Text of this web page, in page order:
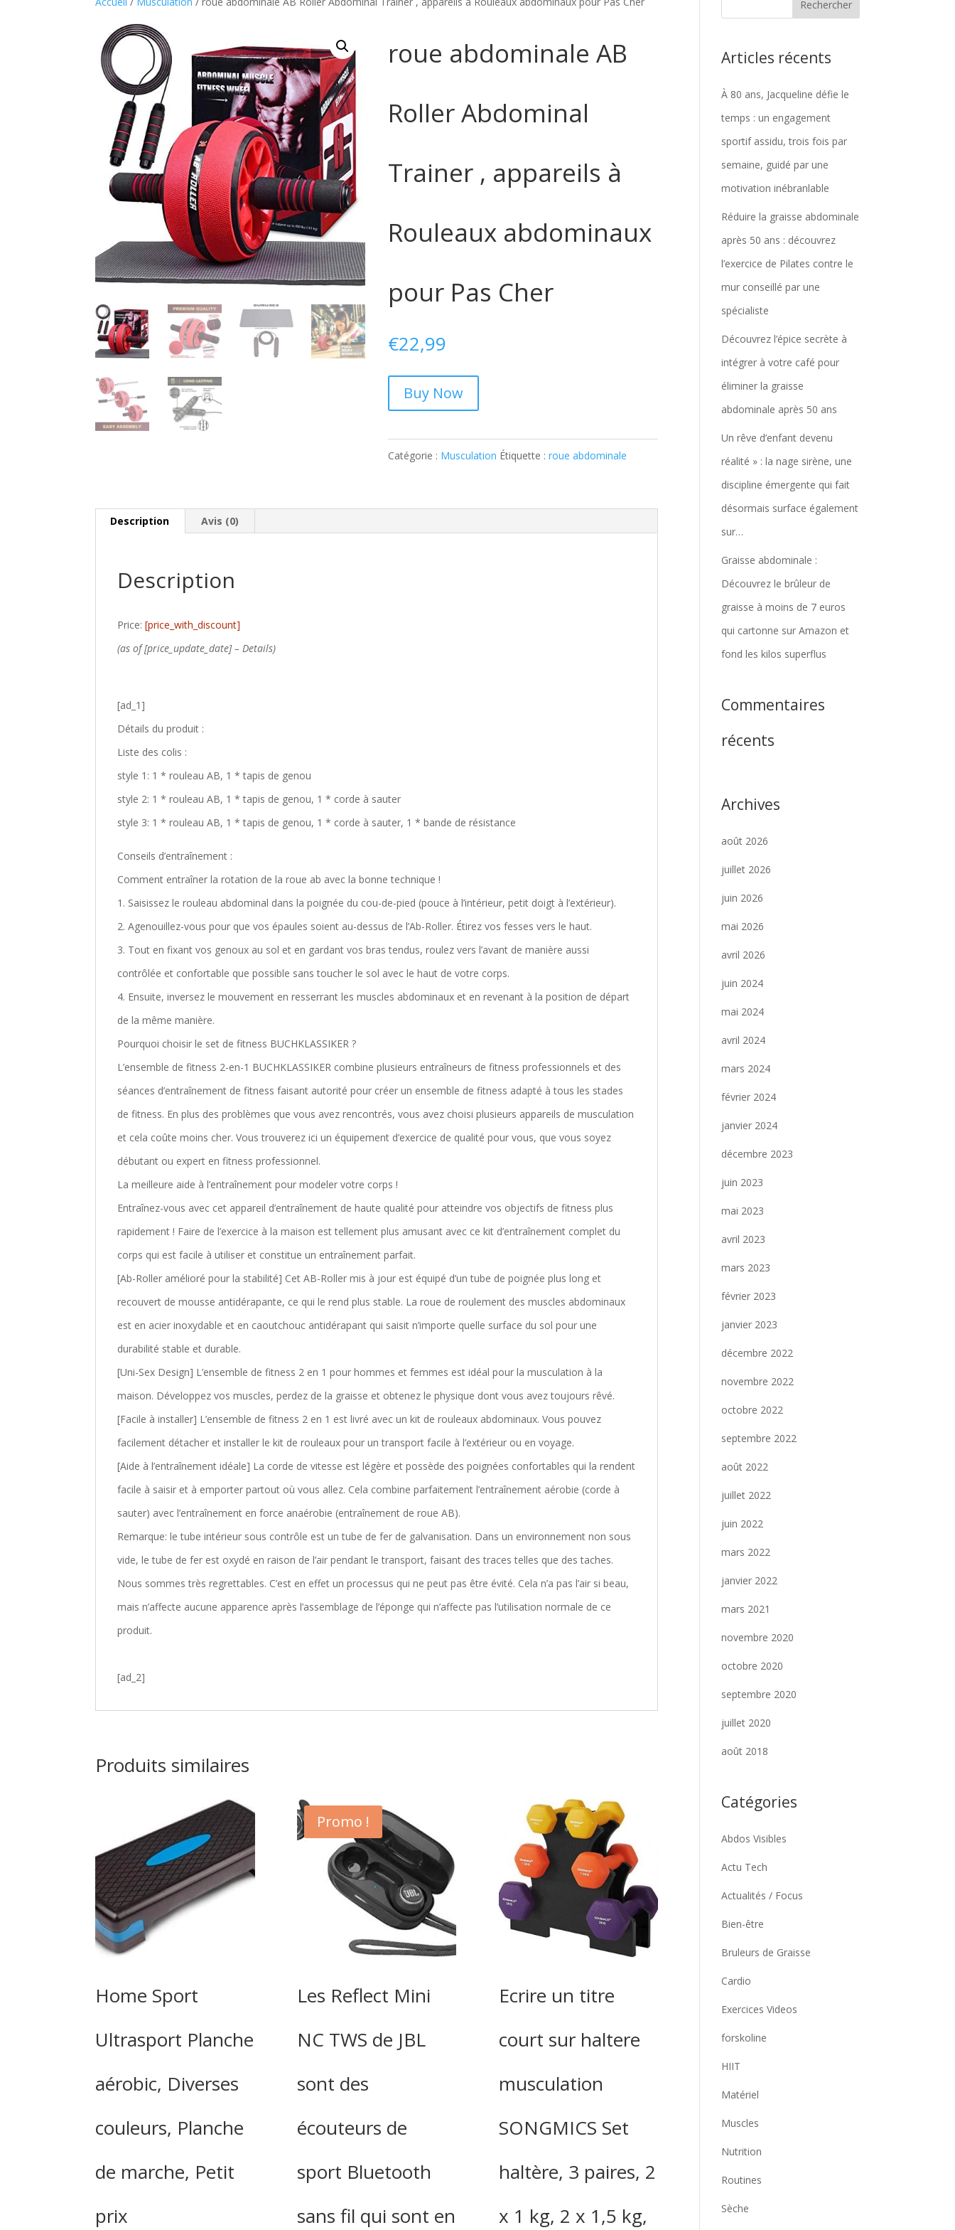
roue abdominale AB
Roller Abdominal
Trainer , appareils à
Rouleaux abdominaux
pour Pas Cher
€22,99
Buy Now
Catégorie : Musculation Étiquette :roue abdominale
Description Avis (0)
Description
Price:[price_with_discount]
(as of [price_update_date] –Details)
[ad_1]
Détails du produit :
Liste des colis :
style 1: 1 * rouleau AB, 1 * tapis de genou
style 2: 1 * rouleau AB, 1 * tapis de genou, 1 * corde à sauter
style 3: 1 * rouleau AB, 1 * tapis de genou, 1 * corde à sauter, 1 * bande de résistance
Conseils d’entraînement :
Comment entraîner la rotation de la roue ab avec la bonne technique !
1. Saisissez le rouleau abdominal dans la poignée du cou-de-pied (pouce à l’intérieur, petit doigt à l’extérieur).
2. Agenouillez-vous pour que vos épaules soient au-dessus de l’Ab-Roller. Étirez vos fesses vers le haut.
3. Tout en fixant vos genoux au sol et en gardant vos bras tendus, roulez vers l’avant de manière aussi
contrôlée et confortable que possible sans toucher le sol avec le haut de votre corps.
4. Ensuite, inversez le mouvement en resserrant les muscles abdominaux et en revenant à la position de départ
de la même manière.
Pourquoi choisir le set de fitness BUCHKLASSIKER ?
L’ensemble de fitness 2-en-1 BUCHKLASSIKER combine plusieurs entraîneurs de fitness professionnels et des
séances d’entraînement de fitness faisant autorité pour créer un ensemble de fitness adapté à tous les stades
de fitness. En plus des problèmes que vous avez rencontrés, vous avez choisi plusieurs appareils de musculation
et cela coûte moins cher. Vous trouverez ici un équipement d’exercice de qualité pour vous, que vous soyez
débutant ou expert en fitness professionnel.
La meilleure aide à l’entraînement pour modeler votre corps !
Entraînez-vous avec cet appareil d’entraînement de haute qualité pour atteindre vos objectifs de fitness plus
rapidement ! Faire de l’exercice à la maison est tellement plus amusant avec ce kit d’entraînement complet du
corps qui est facile à utiliser et constitue un entraînement parfait.
[Ab-Roller amélioré pour la stabilité] Cet AB-Roller mis à jour est équipé d’un tube de poignée plus long et
recouvert de mousse antidérapante, ce qui le rend plus stable. La roue de roulement des muscles abdominaux
est en acier inoxydable et en caoutchouc antidérapant qui saisit n’importe quelle surface du sol pour une
durabilité stable et durable.
[Uni-Sex Design] L’ensemble de fitness 2 en 1 pour hommes et femmes est idéal pour la musculation à la
maison. Développez vos muscles, perdez de la graisse et obtenez le physique dont vous avez toujours rêvé.
[Facile à installer] L’ensemble de fitness 2 en 1 est livré avec un kit de rouleaux abdominaux. Vous pouvez
facilement détacher et installer le kit de rouleaux pour un transport facile à l’extérieur ou en voyage.
[Aide à l’entraînement idéale] La corde de vitesse est légère et possède des poignées confortables qui la rendent
facile à saisir et à emporter partout où vous allez. Cela combine parfaitement l’entraînement aérobie (corde à
sauter) avec l’entraînement en force anaérobie (entraînement de roue AB).
Remarque: le tube intérieur sous contrôle est un tube de fer de galvanisation. Dans un environnement non sous
vide, le tube de fer est oxydé en raison de l’air pendant le transport, faisant des traces telles que des taches.
Nous sommes très regrettables. C’est en effet un processus qui ne peut pas être évité. Cela n’a pas l’air si beau,
mais n’affecte aucune apparence après l’assemblage de l’éponge qui n’affecte pas l’utilisation normale de ce
produit.
[ad_2]
Produits similaires
Home Sport
Ultrasport Planche
aérobic, Diverses
couleurs, Planche
de marche, Petit
prix
Promo !
Les Reflect Mini
NC TWS de JBL
sont des
écouteurs de
sport Bluetooth
sans fil qui sont en
Ecrire un titre
court sur haltere
musculation
SONGMICS Set
haltère, 3 paires, 2
x 1 kg, 2 x 1,5 kg,
Articles récents
À 80 ans, Jacqueline défie le
temps : un engagement
sportif assidu, trois fois par
semaine, guidé par une
motivation inébranlable
Réduire la graisse abdominale
après 50 ans : découvrez
l’exercice de Pilates contre le
mur conseillé par une
spécialiste
Découvrez l’épice secrète à
intégrer à votre café pour
éliminer la graisse
abdominale après 50 ans
Un rêve d’enfant devenu
réalité » : la nage sirène, une
discipline émergente qui fait
désormais surface également
sur…
Graisse abdominale :
Découvrez le brûleur de
graisse à moins de 7 euros
qui cartonne sur Amazon et
fond les kilos superflus
Commentaires
récents
Archives
août 2026
juillet 2026
juin 2026
mai 2026
avril 2026
juin 2024
mai 2024
avril 2024
mars 2024
février 2024
janvier 2024
décembre 2023
juin 2023
mai 2023
avril 2023
mars 2023
février 2023
janvier 2023
décembre 2022
novembre 2022
octobre 2022
septembre 2022
août 2022
juillet 2022
juin 2022
mars 2022
janvier 2022
mars 2021
novembre 2020
octobre 2020
septembre 2020
juillet 2020
août 2018
Catégories
Abdos Visibles
Actu Tech
Actualités / Focus
Bien-être
Bruleurs de Graisse
Cardio
Exercices Videos
forskoline
HIIT
Matériel
Muscles
Nutrition
Routines
Sèche